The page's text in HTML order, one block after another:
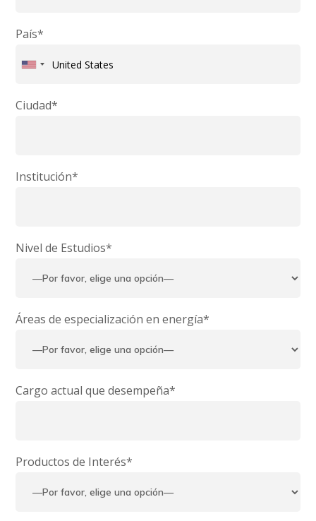
País*
Ciudad*
Institución*
Nivel de Estudios*
Áreas de especialización en energía*
Cargo actual que desempeña*
Productos de Interés*